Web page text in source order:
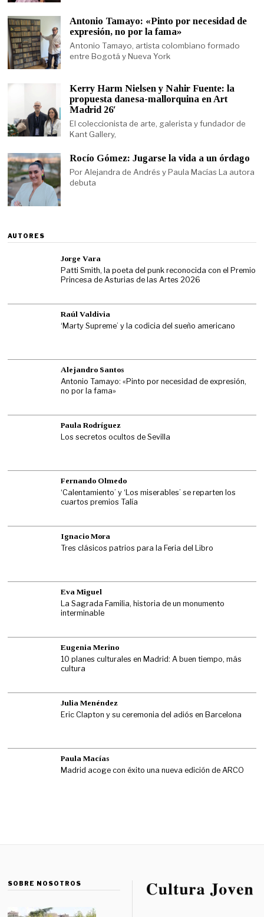
Antonio Tamayo: «Pinto por necesidad de
expresión, no por la fama»
Antonio Tamayo, artista colombiano formado
entre Bogotá y Nueva York
Kerry Harm Nielsen y Nahir Fuente: la
propuesta danesa-mallorquina en Art
Madrid 26′
El coleccionista de arte, galerista y fundador de
Kant Gallery,
Rocío Gómez: Jugarse la vida a un órdago
Por Alejandra de Andrés y Paula Macías La autora
debuta
AUTORES
Jorge Vara
Patti Smith, la poeta del punk reconocida con el Premio
Princesa de Asturias de las Artes 2026
Raúl Valdivia
‘Marty Supreme’ y la codicia del sueño americano
Alejandro Santos
Antonio Tamayo: «Pinto por necesidad de expresión,
no por la fama»
Paula Rodríguez
Los secretos ocultos de Sevilla
Fernando Olmedo
‘Calentamiento’ y ‘Los miserables’ se reparten los
cuartos premios Talía
Ignacio Mora
Tres clásicos patrios para la Feria del Libro
Eva Miguel
La Sagrada Familia, historia de un monumento
interminable
Eugenia Merino
10 planes culturales en Madrid: A buen tiempo, más
cultura
Julia Menéndez
Eric Clapton y su ceremonia del adiós en Barcelona
Paula Macías
Madrid acoge con éxito una nueva edición de ARCO
SOBRE NOSOTROS